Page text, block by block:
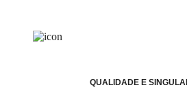
QUALIDADE E